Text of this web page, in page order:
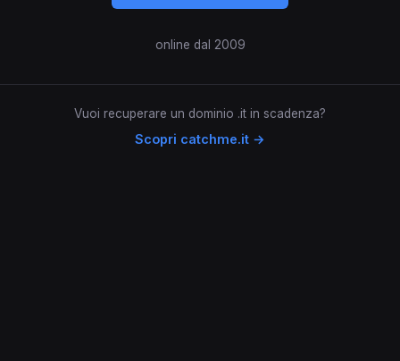
online dal 2009
Vuoi recuperare un dominio .it in scadenza?
Scopri catchme.it →